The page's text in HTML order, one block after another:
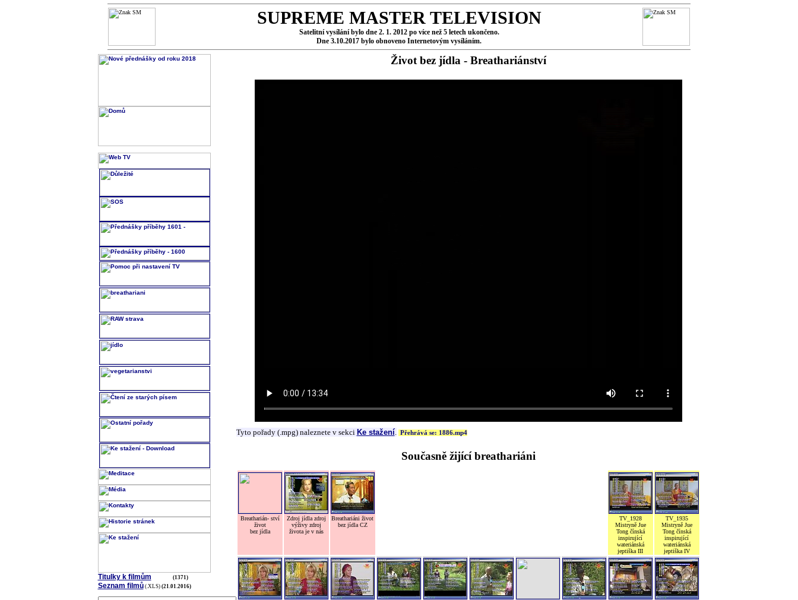
SUPREME MASTER TELEVISION
Satelitní vysílání bylo dne 2. 1. 2012 po více než 5 letech ukončeno.
Dne 3.10.2017 bylo obnoveno Internetovým vysíláním.
Titulky k filmům (1371)
Seznam filmů (.XLS) (21.01.2016)
Život bez jídla - Breathariánství
Tyto pořady (.mpg) naleznete v sekci Ke stažení. Přehrává se: 1886.mp4
Současně žijící breathariáni
Breatharián- ství
život
bez jídla
Zdroj jídla zdroj
výživy zdroj
života je v nás
Breathariáni život
bez jídla CZ
TV_1928
Mistryně Jue
Tong čínská
inspirující
wateriánská
jeptiška III
TV_1935
Mistryně Jue
Tong čínská
inspirující
wateriánská
jeptiška IV